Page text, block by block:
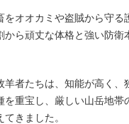
をオオカミや盗賊から守る
から頑丈な体格と強い防衛
羊者たちは、知能が高く、
を重宝し、厳しい山岳地帯
きました。